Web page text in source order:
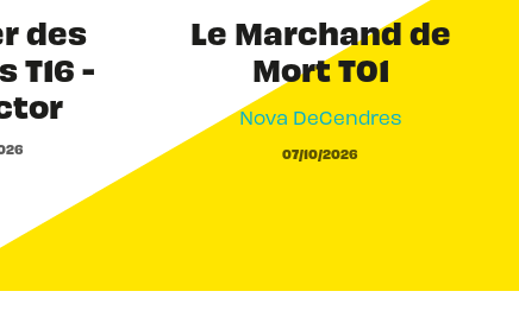
des
T16 -
Le Marchand de
Mort T01
Nova DeCendres
07/10/2026